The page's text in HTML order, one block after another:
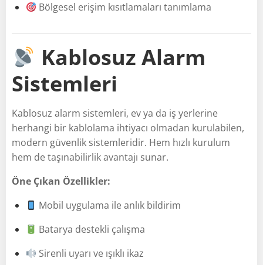
Bölgesel erişim kısıtlamaları tanımlama
Kablosuz Alarm
Sistemleri
Kablosuz alarm sistemleri, ev ya da iş yerlerine
herhangi bir kablolama ihtiyacı olmadan kurulabilen,
modern güvenlik sistemleridir. Hem hızlı kurulum
hem de taşınabilirlik avantajı sunar.
Öne Çıkan Özellikler:
Mobil uygulama ile anlık bildirim
Batarya destekli çalışma
Sirenli uyarı ve ışıklı ikaz